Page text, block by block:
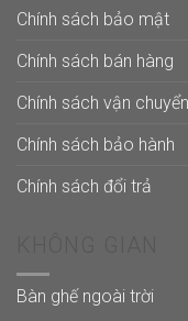
Chính sách bảo mật
Chính sách bán hàng
Chính sách vận chuyển
Chính sách bảo hành
Chính sách đổi trả
Bàn ghế ngoài trời